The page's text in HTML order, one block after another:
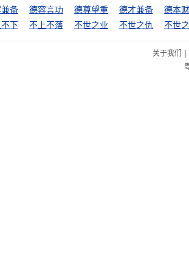
备 德容言功 德尊望重 德才兼备
德本
下 不上不落 不世之业 不世之仇 不世
关于我们 |